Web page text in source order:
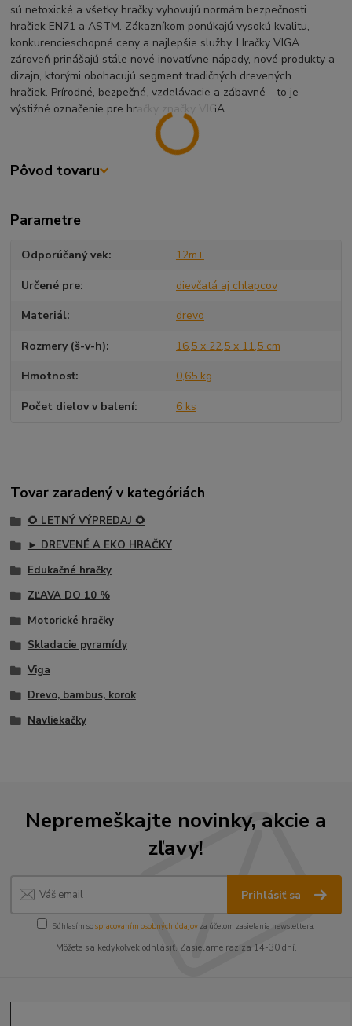
sú netoxické a všetky hračky vyhovujú normám bezpečnosti
hračiek EN71 a ASTM. Zákazníkom ponúkajú vysokú kvalitu,
konkurencieschopné ceny a najlepšie služby. Hračky VIGA
zároveň prinášajú stále nové inovatívne nápady, nové produkty a
dizajn, ktorými obohacujú segment tradičných drevených
hračiek. Prírodné, bezpečné, vzdelávacie a zábavné - to je
výstižné označenie pre hračky značky VIGA.
Pôvod tovaru
Parametre
Odporúčaný vek 12m+
Určené pre dievčatá aj chlapcov
Materiál drevo
Rozmery (š-v-h) 16,5 x 22,5 x 11,5 cm
Hmotnosť 0,65 kg
Počet dielov v balení 6 ks
Tovar zaradený v kategóriách
🌻 LETNÝ VÝPREDAJ 🌻
► DREVENÉ A EKO HRAČKY
Edukačné hračky
ZĽAVA DO 10 %
Motorické hračky
Skladacie pyramídy
Viga
Drevo, bambus, korok
Navliekačky
Nepremeškajte novinky, akcie a
zľavy!
Prihlásiť sa
Súhlasím sospracovaním osobných údajov za účelom zasielania newslettera.
Môžete sa kedykoľvek odhlásiť. Zasielame raz za 14-30 dní.